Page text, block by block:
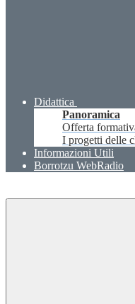
Didattica
Panoramica
Offerta
I progetti delle
Informazioni Utili
Borrotzu WebRadio